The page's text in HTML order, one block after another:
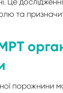
та
порожнини